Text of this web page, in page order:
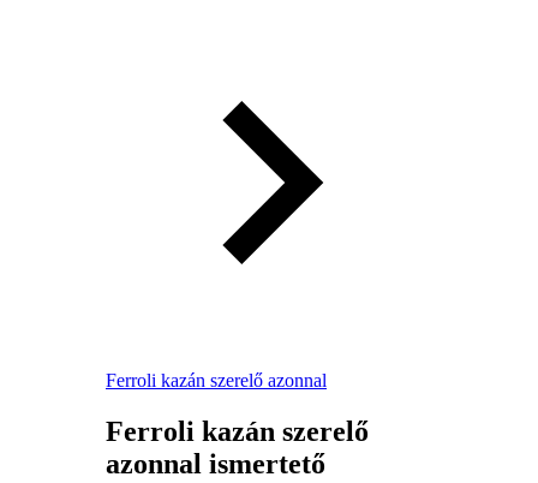
Ferroli kazán szerelő azonnal
Ferroli kazán szerelő
azonnal ismertető